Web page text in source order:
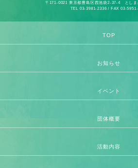
〒171-0021 東京都豊島区西池袋2-37-4 としま
TEL 03-3981-2336 / FAX 03-
TOP
お知らせ
イベント
団体概要
活動内容